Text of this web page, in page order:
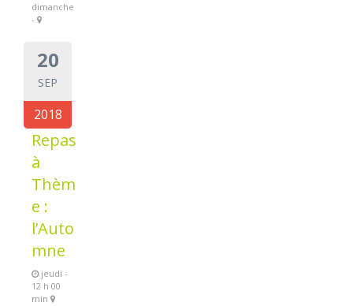
dimanche
-
20
SEP
2018
Repas
à
Thèm
e :
l’Auto
mne
jeudi -
12 h 00
min